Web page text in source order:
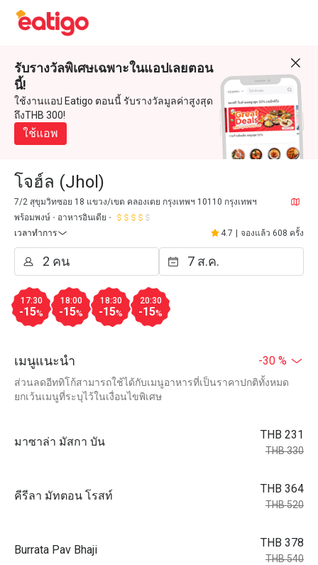
รับรางวัลพิเศษเฉพาะในแอปเลยตอน
นี้!
ใช้งานแอป Eatigo ตอนนี้ รับรางวัลมูลค่าสูงสุด
ถึงTHB 300!
ใช้แอพ
โจฮ์ล (Jhol)
7/2 สุขุมวิทซอย 18 แขวง/เขต คลองเตย กรุงเทพฯ 10110 กรุงเทพฯ
พร้อมพงษ์
อาหารอินเดีย
เวลาทำการ
4.7 จองแล้ว 608 ครั้ง
17:30
-15%
18:00
-15%
18:30
-15%
20:30
-15%
เมนูแนะนำ -30 %
ส่วนลดอีททิโก้สามารถใช้ได้กับเมนูอาหารที่เป็นราคาปกติทั้งหมด
ยกเว้นเมนูที่ระบุไว้ในเงื่อนไขพิเศษ
มาซาล่า มัสกา บัน
THB 231
THB 330
คีรีลา มัทตอน โรสท์
THB 364
THB 520
Burrata Pav Bhaji
THB 378
THB 540